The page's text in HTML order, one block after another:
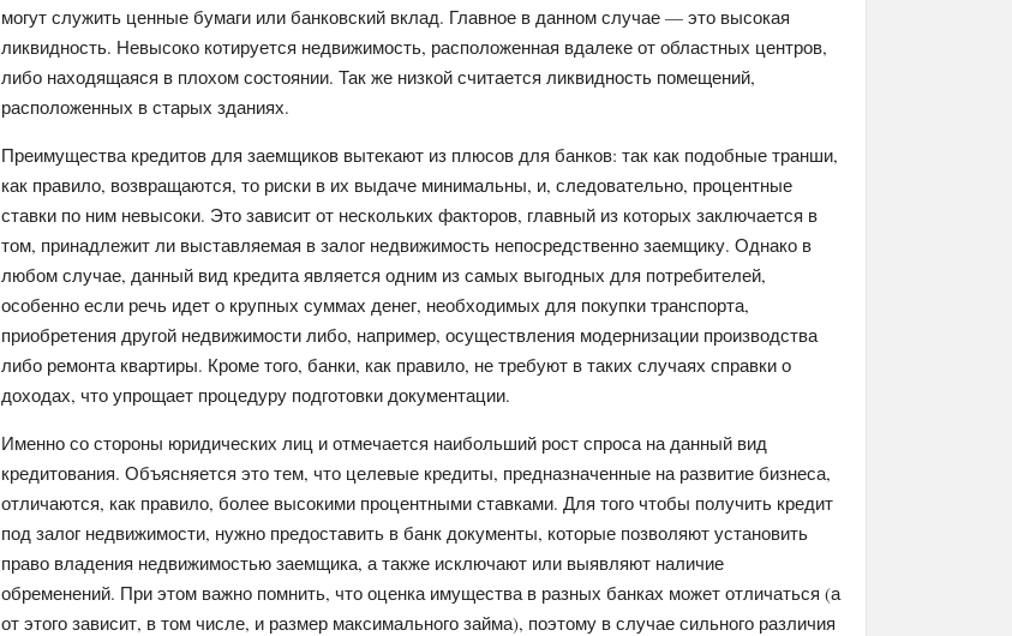
могут служить ценные бумаги или банковский вклад. Главное в данном случае — это высокая
ликвидность. Невысоко котируется недвижимость, расположенная вдалеке от областных центров,
либо находящаяся в плохом состоянии. Так же низкой считается ликвидность помещений,
расположенных в старых зданиях.
Преимущества кредитов для заемщиков вытекают из плюсов для банков: так как подобные транши,
как правило, возвращаются, то риски в их выдаче минимальны, и, следовательно, процентные
ставки по ним невысоки. Это зависит от нескольких факторов, главный из которых заключается в
том, принадлежит ли выставляемая в залог недвижимость непосредственно заемщику. Однако в
любом случае, данный вид кредита является одним из самых выгодных для потребителей,
особенно если речь идет о крупных суммах денег, необходимых для покупки транспорта,
приобретения другой недвижимости либо, например, осуществления модернизации производства
либо ремонта квартиры. Кроме того, банки, как правило, не требуют в таких случаях справки о
доходах, что упрощает процедуру подготовки документации.
Именно со стороны юридических лиц и отмечается наибольший рост спроса на данный вид
кредитования. Объясняется это тем, что целевые кредиты, предназначенные на развитие бизнеса,
отличаются, как правило, более высокими процентными ставками. Для того чтобы получить кредит
под залог недвижимости, нужно предоставить в банк документы, которые позволяют установить
право владения недвижимостью заемщика, а также исключают или выявляют наличие
обременений. При этом важно помнить, что оценка имущества в разных банках может отличаться (а
от этого зависит, в том числе, и размер максимального займа), поэтому в случае сильного различия